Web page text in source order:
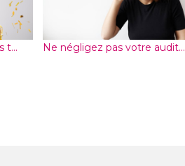
t... Ne négligez pas votre audit...